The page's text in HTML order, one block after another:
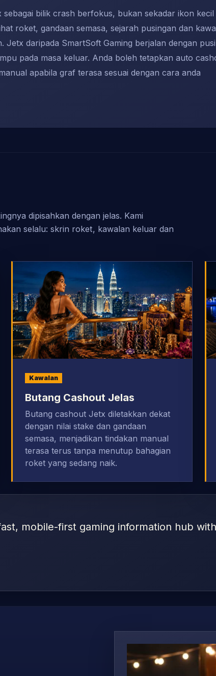
sebagai bilik crash berfokus, bukan sekadar ikon kecil
roket, gandaan semasa, sejarah pusingan dan
Jetx daripada SmartSoft Gaming berjalan dengan
pada masa keluar. Anda boleh tetapkan auto
apabila graf terasa sesuai dengan cara anda
dipisahkan dengan jelas. Kami
selalu: skrin roket, kawalan keluar dan
Kawalan
Butang Cashout Jelas
Butang cashout Jetx diletakkan dekat
dengan nilai stake dan gandaan
semasa, menjadikan tindakan manual
terasa terus tanpa menutup bahagian
roket yang sedang naik.
mobile-first gaming information hub